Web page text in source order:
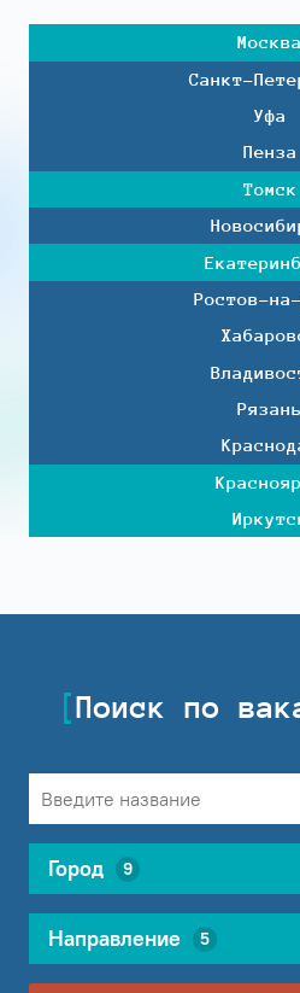
Москва
Санкт-
Уфа
Пенза
Томск
Ростов-
Рязань
Поиск по
Город 9
Направление 5